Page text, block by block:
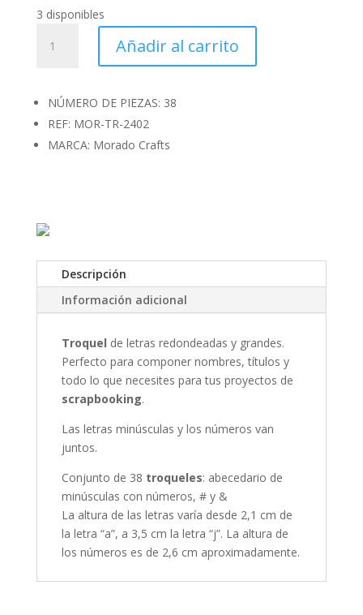
3 disponibles
abecedario
y
números
cantidad
Añadir al carrito
NÚMERO DE PIEZAS: 38
REF: MOR-TR-2402
MARCA: Morado Crafts
Descripción
Información adicional
Troquel de letras redondeadas y grandes.
Perfecto para componer nombres, títulos y
todo lo que necesites para tus proyectos de
scrapbooking.
Las letras minúsculas y los números van
juntos.
Conjunto de 38 troqueles: abecedario de
minúsculas con números, # y &
La altura de las letras varía desde 2,1 cm de
la letra “a”, a 3,5 cm la letra “j”. La altura de
los números es de 2,6 cm aproximadamente.